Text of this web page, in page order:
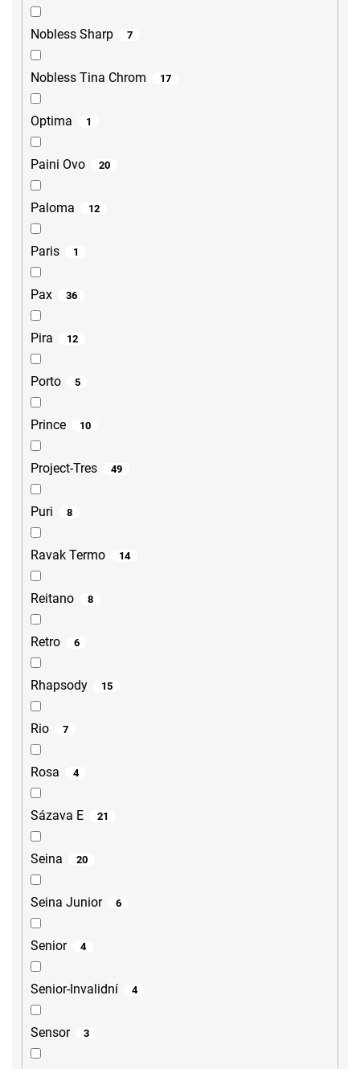
Nobless Sharp 7
Nobless Tina Chrom 17
Optima 1
Paini Ovo 20
Paloma 12
Paris 1
Pax 36
Pira 12
Porto 5
Prince 10
Project-Tres 49
Puri 8
Ravak Termo 14
Reitano 8
Retro 6
Rhapsody 15
Rio 7
Rosa 4
Sázava E 21
Seina 20
Seina Junior 6
Senior 4
Senior-Invalidní 4
Sensor 3